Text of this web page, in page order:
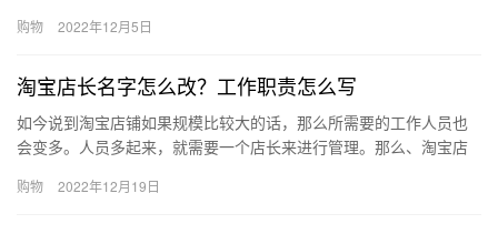
对于…
购物 2022年12月5日
淘宝店长名字怎么改？工作职责怎么写
如今说到淘宝店铺如果规模比较大的话，那么所需要的工作人员也
会变多。人员多起来，就需要一个店长来进行管理。那么、淘宝店
么改？…
购物 2022年12月19日